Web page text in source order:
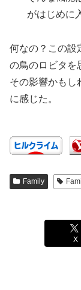
がはじめに
何なの？この設
の鳥のロビタを
その影響かもし
に感じた。
Family
X